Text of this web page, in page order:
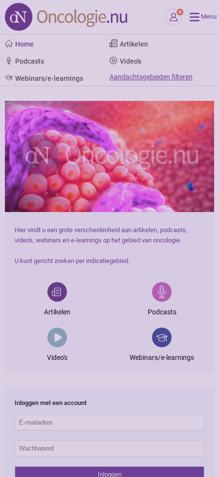
Menu
Home Artikelen
Podcasts Video's
Webinars/e-learnings Aandachtsgebieden filteren
Hier vindt u een grote verscheidenheid aan artikelen, podcasts,
video's, webinars en e-learnings op het gebied van oncologie.
U kunt gericht zoeken per indicatiegebied.
Artikelen Podcasts
Video's Webinars/e-learnings
Inloggen met een account